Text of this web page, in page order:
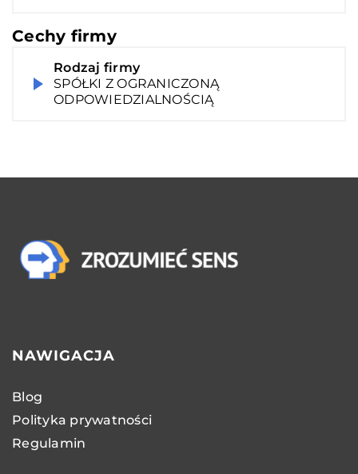
Cechy firmy
Rodzaj firmy
SPÓŁKI Z OGRANICZONĄ
ODPOWIEDZIALNOŚCIĄ
NAWIGACJA
Blog
Polityka prywatności
Regulamin